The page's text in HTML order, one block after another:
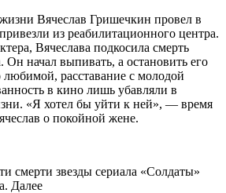
Вячеслав Гришечкин провел в
из реабилитационного центра.
Вячеслава подкосила смерть
начал выпивать, а остановить его
расставание с молодой
в кино лишь убавляли в
«Я хотел бы уйти к ней», — время
о покойной жене.
смерти звезды сериала «Солдаты»
Далее